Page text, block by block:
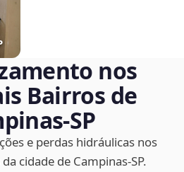
nos
Bairros de
e perdas hidráulicas nos
cidade de Campinas‑SP.